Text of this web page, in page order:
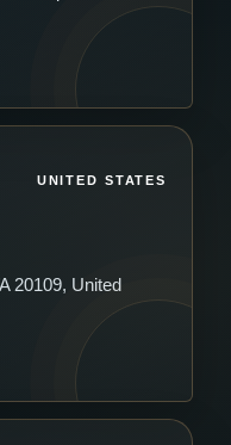
UNITED STATES
20109, United